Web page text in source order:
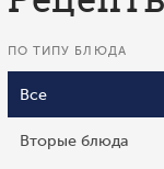
ПО ТИПУ БЛЮДА
Все
Вторые блюда